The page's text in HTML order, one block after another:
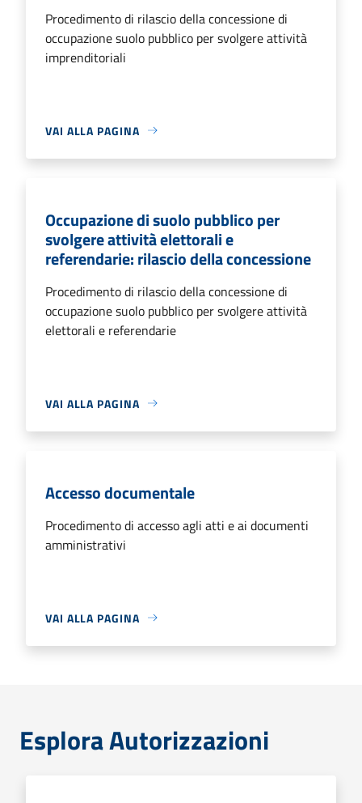
Procedimento di rilascio della concessione di
occupazione suolo pubblico per svolgere attività
imprenditoriali
VAI ALLA PAGINA
Occupazione di suolo pubblico per
svolgere attività elettorali e
referendarie: rilascio della concessione
Procedimento di rilascio della concessione di
occupazione suolo pubblico per svolgere attività
elettorali e referendarie
VAI ALLA PAGINA
Accesso documentale
Procedimento di accesso agli atti e ai documenti
amministrativi
VAI ALLA PAGINA
Esplora Autorizzazioni